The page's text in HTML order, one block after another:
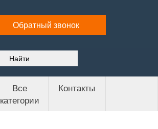
Обратный звонок
Все
категории
Контакты